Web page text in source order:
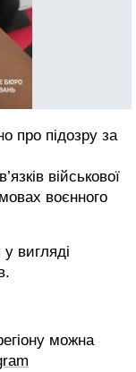
про підозру за
військової
воєнного
вигляді
можна